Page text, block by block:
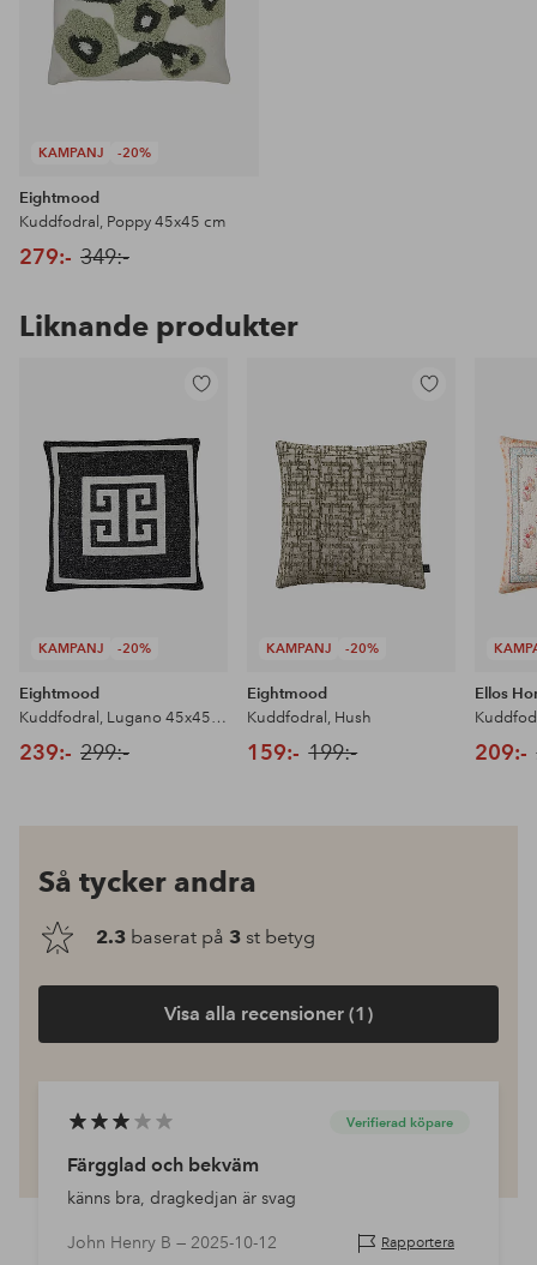
KAMPANJ -20%
Eightmood
Kuddfodral, Poppy 45x45 cm
279:- 349:-
Liknande produkter
KAMPANJ -20%
i
favoriter
Eightmood
Kuddfodral, Lugano 45x45 cm
239:- 299:-
KAMPANJ -20%
i
favoriter
Eightmood
Kuddfodral, Hush
159:- 199:-
Ellos
209:-
Så tycker andra
2.3 baserat på 3 st betyg
Visa alla recensioner (1)
Verifierad köpare
Färgglad och bekväm
känns bra, dragkedjan är svag
John Henry B — 2025-10-12 Rapportera